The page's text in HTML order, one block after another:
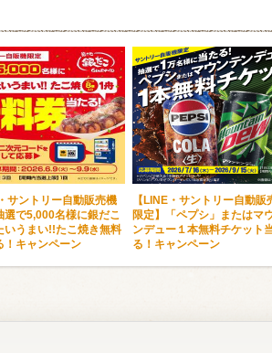
サントリー自動販売機
選で5,000名様に銀だこ
いうまい!!たこ焼き無料
！キャンペーン
【LINE・サントリー自動販
限定】「ペプシ」またはマ
ンデュー１本無料チケット
る！キャンペーン